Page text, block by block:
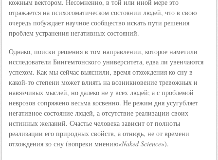
кожным вектором. Несомненно, в той или иной мере это
отражается на психосоматическом состоянии людей, что в свою
очередь побуждает научное сообщество искать пути решения
проблем устранения негативных состояний.
Однако, поиски решения в том направлении, которое наметили
исследователи Бингемтонского университета, едва ли увенчаются
успехом. Как мы сейчас выяснили, время отхождения ко сну в
какой-то степени может влиять на возникновение тревожных и
навязчивых мыслей, но далеко не у всех людей; а с проблемой
неврозов сопряжено весьма косвенно. Не режим дня усугубляет
негативное состояние людей, а отсутствие реализации своих
истинных желаний. Счастье человека зависит от полноты
реализации его природных свойств, а отнюдь, не от времени
отхождения ко сну (вопреки мнению«Naked Science»).